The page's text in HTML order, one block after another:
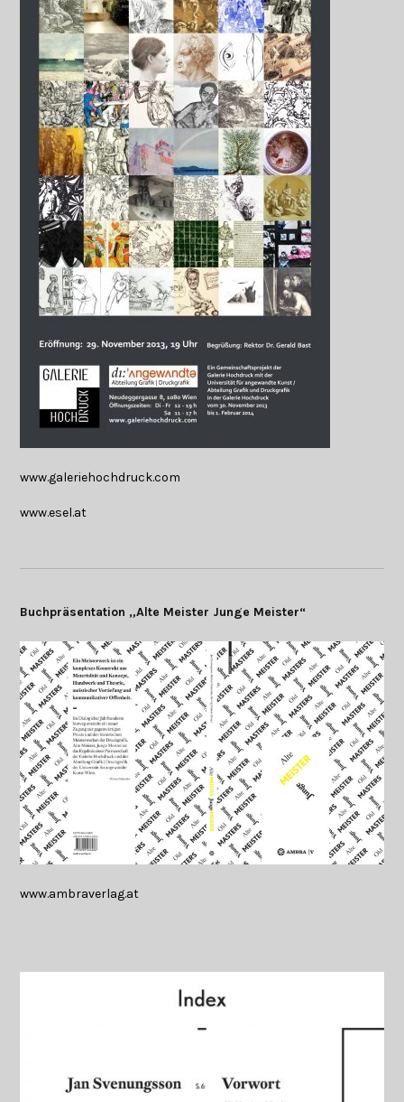
www.galeriehochdruck.com
www.esel.at
Buchpräsentation „Alte Meister Junge Meister“
www.ambraverlag.at